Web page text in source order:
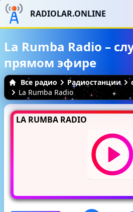
RADIOLAR.ONLINE
La Rumba Radio –
прямом эфире
Все радио Радиостанции
La Rumba Radio
LA RUMBA RADIO